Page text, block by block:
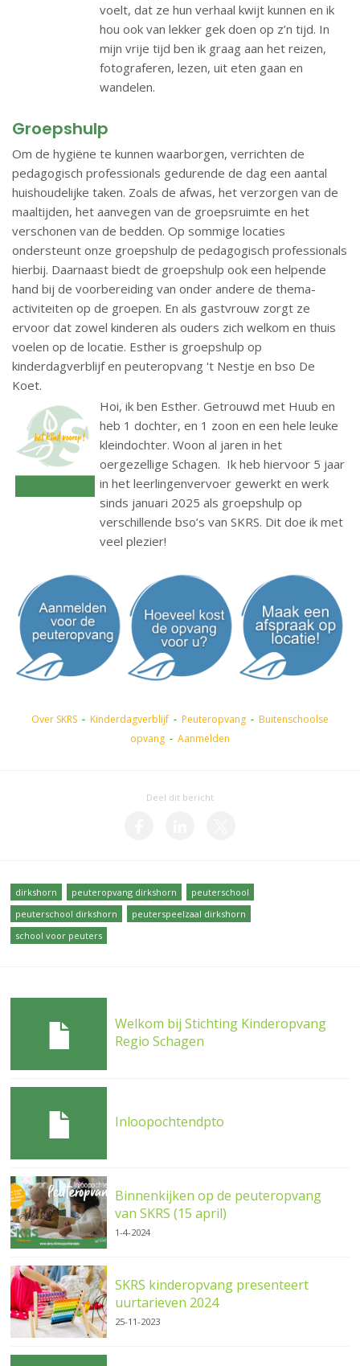
voelt, dat ze hun verhaal kwijt kunnen en ik
hou ook van lekker gek doen op z’n tijd. In
mijn vrije tijd ben ik graag aan het reizen,
fotograferen, lezen, uit eten gaan en
wandelen.
Groepshulp
Om de hygiëne te kunnen waarborgen, verrichten de
pedagogisch professionals gedurende de dag een aantal
huishoudelijke taken. Zoals de afwas, het verzorgen van de
maaltijden, het aanvegen van de groepsruimte en het
verschonen van de bedden. Op sommige locaties
ondersteunt onze groepshulp de pedagogisch professionals
hierbij. Daarnaast biedt de groepshulp ook een helpende
hand bij de voorbereiding van onder andere de thema-
activiteiten op de groepen. En als gastvrouw zorgt ze
ervoor dat zowel kinderen als ouders zich welkom en thuis
voelen op de locatie. Esther is groepshulp op
kinderdagverblijf en peuteropvang 't Nestje en bso De
Koet.
Hoi, ik ben Esther. Getrouwd met Huub en
heb 1 dochter, en 1 zoon en een hele leuke
kleindochter. Woon al jaren in het
oergezellige Schagen. Ik heb hiervoor 5 jaar
in het leerlingenvervoer gewerkt en werk
sinds januari 2025 als groepshulp op
verschillende bso’s van SKRS. Dit doe ik met
veel plezier!
Over SKRS - Kinderdagverblijf - Peuteropvang - Buitenschoolse
opvang - Aanmelden
Deel dit bericht
dirkshorn peuteropvang dirkshorn
peuterschool
peuterschool dirkshorn
peuterspeelzaal dirkshorn
school voor peuters
Welkom bij Stichting Kinderopvang
Regio Schagen
Inloopochtendpto
Binnenkijken op de peuteropvang
van SKRS (15 april)
1-4-2024
SKRS kinderopvang presenteert
uurtarieven 2024
25-11-2023